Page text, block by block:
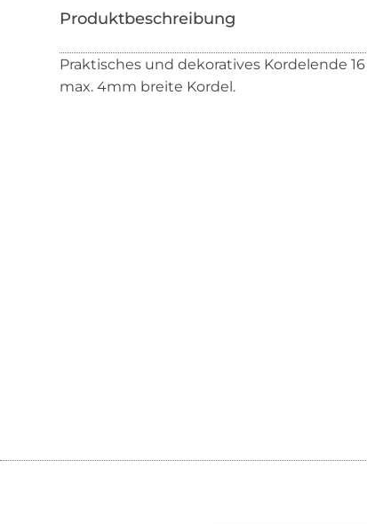
Praktisches und dekoratives Kordelende
max. 4mm breite Kordel.